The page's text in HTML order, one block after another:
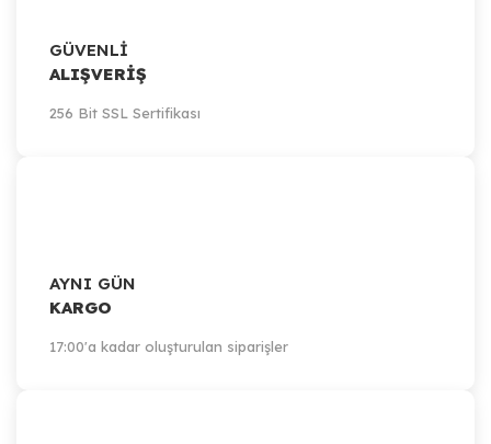
GÜVENLİ
ALIŞVERİŞ
256 Bit SSL Sertifikası
AYNI GÜN
KARGO
17:00'a kadar oluşturulan siparişler